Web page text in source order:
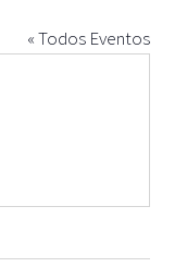
« Todos Eventos